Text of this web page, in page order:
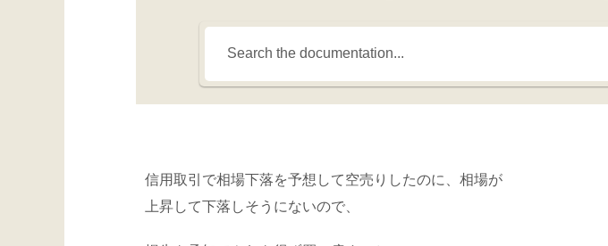
信用取引で相場下落を予想して空売りしたのに、相場が
上昇して下落しそうにないので、